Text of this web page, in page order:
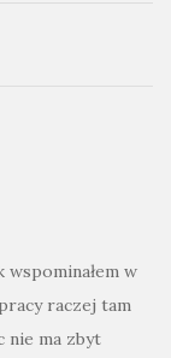
w
raczej tam
nie ma zbyt